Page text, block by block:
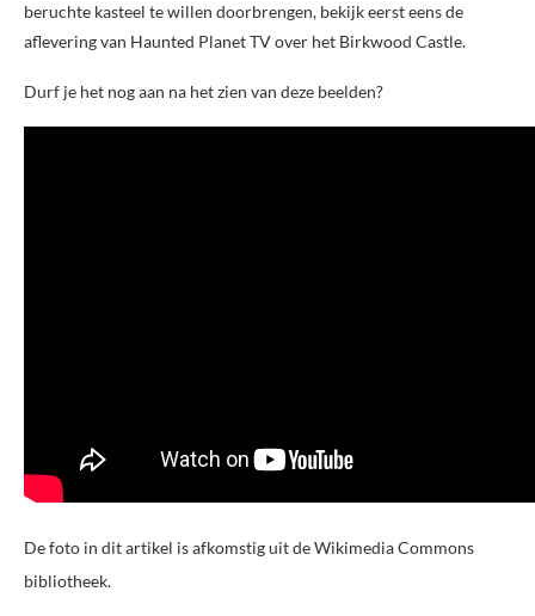
beruchte kasteel te willen doorbrengen, bekijk eerst eens de
aflevering van Haunted Planet TV over het Birkwood Castle.
Durf je het nog aan na het zien van deze beelden?
De foto in dit artikel is afkomstig uit de Wikimedia Commons
bibliotheek.